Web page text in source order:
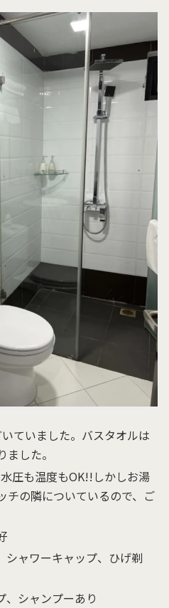
ていました。バスタオルは
した。
水圧も温度もOK!!しかしお湯
チの隣についているので、ご
シャワーキャップ、ひげ剃
、シャンプーあり